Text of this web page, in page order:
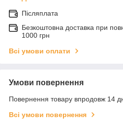
Післяплата
Безкоштовна доставка при
1000 грн
Всі умови оплати
Умови повернення
Повернення товару впродовж 14
Всі умови повернення